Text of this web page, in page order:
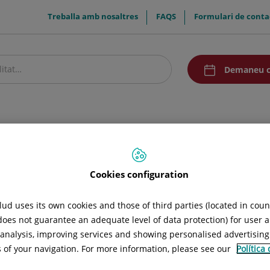
menuTop
Treballa amb nosaltres FAQS Formulari de
menuAcceso
Demaneu
Cookies configuration
uses its own cookies and those of third parties (located in
not guarantee an adequate level of data protection) for user
improving services and showing personalised
of your navigation. For more information, please see our Política